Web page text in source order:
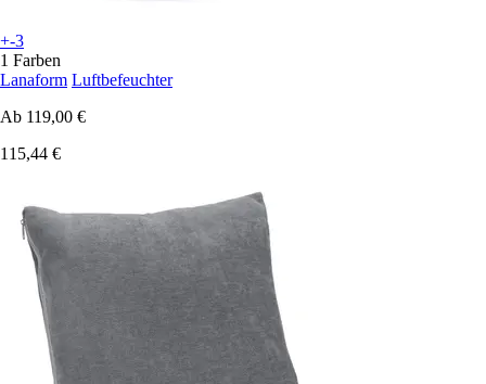
+-3
1 Farben
Lanaform Luftbefeuchter
Ab 119,00 €
115,44 €